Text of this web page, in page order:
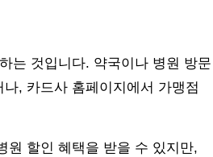
는 것입니다. 약국이나 병원 방문
, 카드사 홈페이지에서 가맹점
원 할인 혜택을 받을 수 있지만,